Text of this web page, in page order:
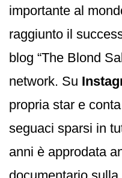
importante al
raggiunto il
blog “The Blond
network. Su
propria star e
seguaci sparsi in
anni è approdata